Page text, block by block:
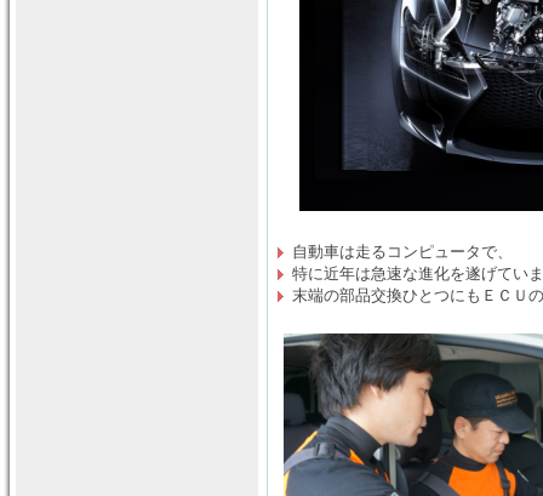
自動車は走るコンピュータで、
特に近年は急速な進化を遂げてい
末端の部品交換ひとつにもＥＣＵ